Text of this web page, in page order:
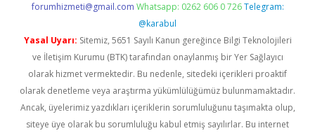
forumhizmeti@gmail.com Whatsapp: 0262 606 0 726 Telegram:
@karabul
Yasal Uyarı: Sitemiz, 5651 Sayılı Kanun gereğince Bilgi Teknolojileri
ve İletişim Kurumu (BTK) tarafından onaylanmış bir Yer Sağlayıcı
olarak hizmet vermektedir. Bu nedenle, sitedeki içerikleri proaktif
olarak denetleme veya araştırma yükümlülüğümüz bulunmamaktadır.
Ancak, üyelerimiz yazdıkları içeriklerin sorumluluğunu taşımakta olup,
siteye üye olarak bu sorumluluğu kabul etmiş sayılırlar. Bu internet